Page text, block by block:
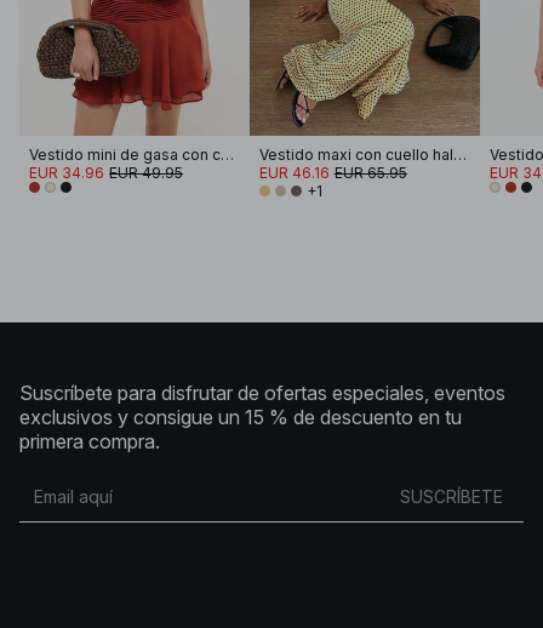
Vestido mini de gasa con cuello halter
EUR 34.96 EUR 49.95
Vestido maxi con cuello halter
EUR 46.16 EUR 65.95
+1
EUR
Suscríbete para disfrutar de ofertas especiales, eventos
exclusivos y consigue un 15 % de descuento en tu
primera compra.
SUSCRÍBETE